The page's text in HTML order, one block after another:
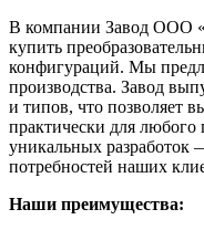
В компании Завод ООО
купить
конфигураций. Мы
производства. Завод
и типов, что позволяет
практически для
уникальных
потребностей наших
Наши преимущества: